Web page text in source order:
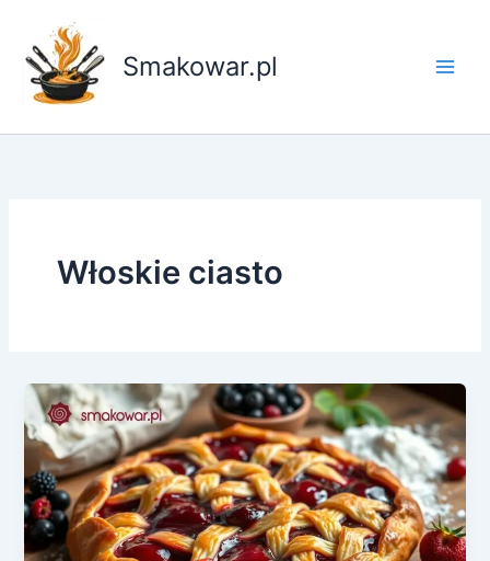
treści
Smakowar.pl
Włoskie ciasto